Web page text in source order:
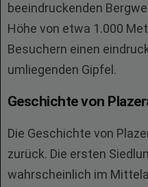
beeindruckenden
Höhe von etwa 1.000
Besuchern einen
umliegenden Gipfel.
Geschichte von
Die Geschichte von
zurück. Die ersten
wahrscheinlich im